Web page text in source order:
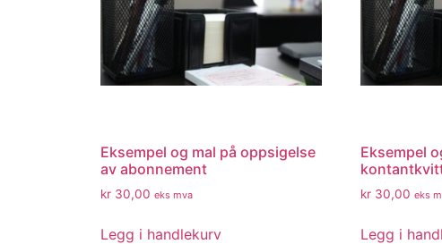
Eksempel og mal på oppsigelse
av abonnement
kr 30,00 eks mva
Legg i handlekurv
Eksempel
kr30,00 eks
Legg i